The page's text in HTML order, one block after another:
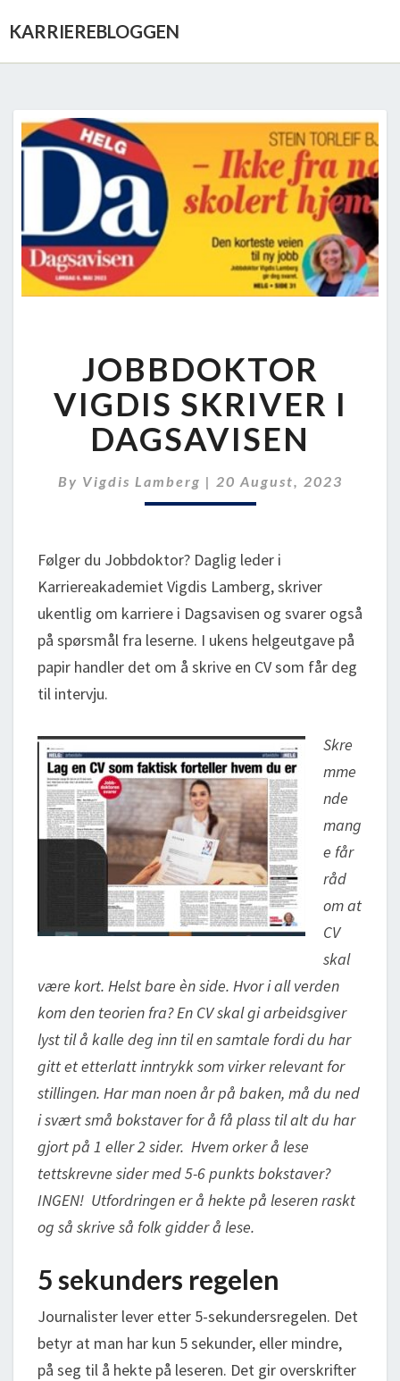
KARRIEREBLOGGEN
VIGDIS
SKRIVER
I
DAGSAVISEN
JOBBDOKTOR
VIGDIS SKRIVER I
DAGSAVISEN
By Vigdis Lamberg | 20 August, 2023
Følger du Jobbdoktor? Daglig leder i
Karriereakademiet Vigdis Lamberg, skriver
ukentlig om karriere i Dagsavisen og svarer også
på spørsmål fra leserne. I ukens helgeutgave på
papir handler det om å skrive en CV som får deg
til intervju.
Skre
mme
nde
mang
e får
råd
om at
CV
skal
være kort. Helst bare èn side. Hvor i all verden
kom den teorien fra? En CV skal gi arbeidsgiver
lyst til å kalle deg inn til en samtale fordi du har
gitt et etterlatt inntrykk som virker relevant for
stillingen. Har man noen år på baken, må du ned
i svært små bokstaver for å få plass til alt du har
gjort på 1 eller 2 sider. Hvem orker å lese
tettskrevne sider med 5-6 punkts bokstaver?
INGEN! Utfordringen er å hekte på leseren raskt
og så skrive så folk gidder å lese.
5 sekunders regelen
Journalister lever etter 5-sekundersregelen. Det
betyr at man har kun 5 sekunder, eller mindre,
på seg til å hekte på leseren. Det gir overskrifter